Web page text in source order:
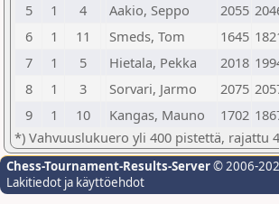
5
1 4 Aakio, Seppo 2055
6
1 11 Smeds, Tom 1645
7
1 5 Hietala, Pekka 2018
8
1 3 Sorvari, Jarmo 2075
9
1 10 Kangas, Mauno 1702
*) Vahvuuslukuero yli 400 pistettä, rajattu
Chess-Tournament-Results-Server© 2006-
Lakitiedot ja käyttöehdot